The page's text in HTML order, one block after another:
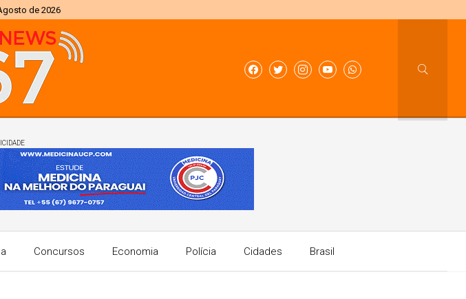
de 2026
Concursos Economia Polícia Cidades Brasil